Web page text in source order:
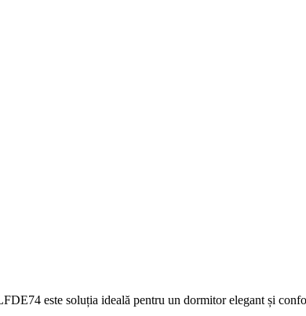
Țesătură tip Finet, 6 piese
este soluția ideală pentru un dormitor elegant și